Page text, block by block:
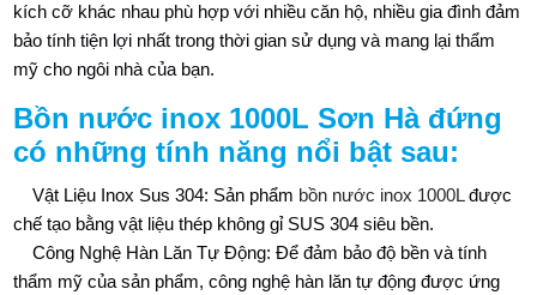
kích cỡ khác nhau phù hợp với nhiều căn hộ, nhiều gia đình đảm
bảo tính tiện lợi nhất trong thời gian sử dụng và mang lại thẩm
mỹ cho ngôi nhà của bạn.
Bồn nước inox 1000L Sơn Hà đứng
có những tính năng nổi bật sau:
Vật Liệu Inox Sus 304: Sản phẩm bồn nước inox 1000Lđược
chế tạo bằng vật liệu thép không gỉ SUS 304 siêu bền.
Công Nghệ Hàn Lăn Tự Động: Để đảm bảo độ bền và tính
thẩm mỹ của sản phẩm, công nghệ hàn lăn tự động được ứng